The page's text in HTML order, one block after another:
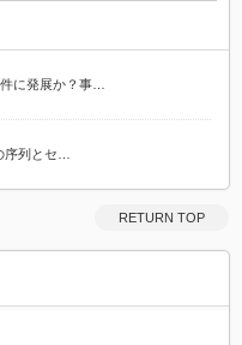
に発展か？事…
序列とセ…
RETURN TOP